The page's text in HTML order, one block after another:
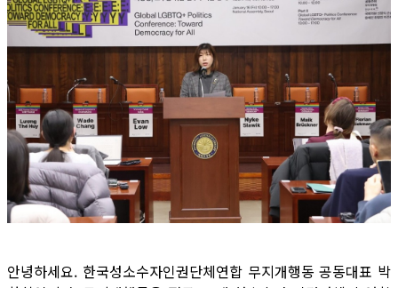
안녕하세요. 한국성소수자인권단체연합 무지개행동 공동대표 박